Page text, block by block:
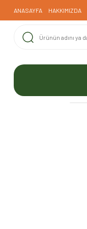
ANASAYFA HAKKIMIZDA